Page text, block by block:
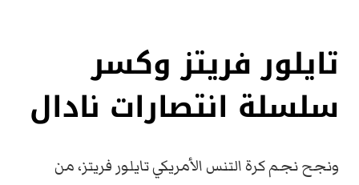
تايلور فريتز وكسر
سلسلة انتصارات نادال
ونجح نجم كرة التنس الأمريكي تايلور فريتز، من